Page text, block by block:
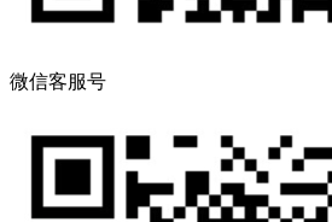
微信客服号